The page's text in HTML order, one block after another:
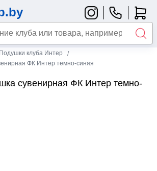
Подушки клуба Интер
ФК Интер темно-синяя
сувенирная ФК Интер темно-